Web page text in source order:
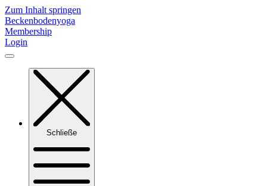
Zum Inhalt springen
Beckenbodenyoga
Membership
Login
Schließe